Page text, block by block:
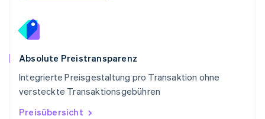
Absolute Preistransparenz
Integrierte Preisgestaltung pro Transaktion ohne
versteckte Transaktionsgebühren
Preisübersicht
Deutsch
Singapur
English
Slowakei
Slowenien
EnglishItaliano
Sonderverwaltungsregion Hongkong,